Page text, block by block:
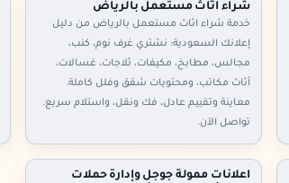
شراء اثاث مستعمل بالرياض
خدمة شراء اثاث مستعمل بالرياض من دليل
إعلانك السعودية: نشتري غرف نوم، كنب،
مجالس، مطابخ، مكيفات، ثلاجات، غسالات،
أثاث مكاتب، ومحتويات شقق وفلل كاملة.
معاينة وتقييم عادل، فك ونقل، واستلام سريع.
تواصل الآن.
اعلانات ممولة جوجل وإدارة حملات